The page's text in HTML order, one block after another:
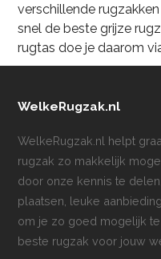
verschillende
snel de beste grijze
rugtas doe je daarom
WelkeRugzak.nl
WelkeRugzak.nl helpt
rugzak zo makkelijk
door onze kennis te
plaatsen, leuke
om je zo goed mogelijk
beste rugzak voor jouw